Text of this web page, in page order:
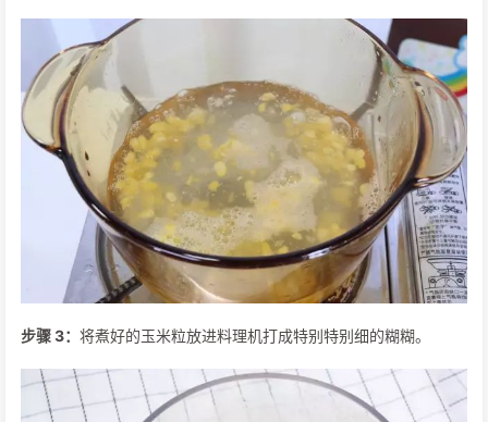
步骤 3： 将煮好的玉米粒放进料理机打成特别特别细的糊糊。